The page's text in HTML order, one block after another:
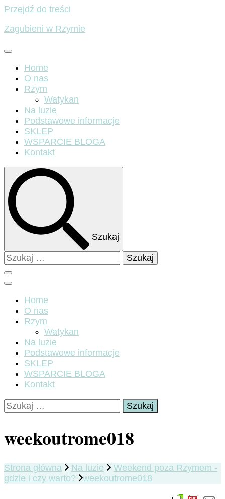
Przejdź do treści
Zagubieni w Rzymie
Home
O nas
Rzym
Watykan
Na luzie
Podstawowe informacje
SKLEP
WSPARCIE BLOGA
Kontakt
Szukaj
Szukaj:
Home
O nas
Rzym
Watykan
Na luzie
Podstawowe informacje
SKLEP
WSPARCIE BLOGA
Kontakt
Szukaj:
weekoutrome018
Strona główna Na luzie
Weekend poza Rzymem -
gdzie i czy warto?
weekoutrome018